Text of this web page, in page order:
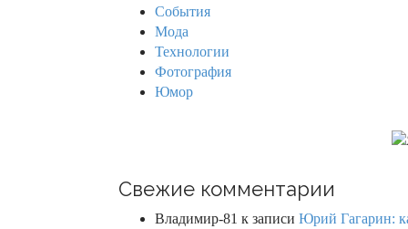
События
Мода
Технологии
Фотография
Юмор
Свежие комментарии
Владимир-81 к записи Юрий Гагарин: